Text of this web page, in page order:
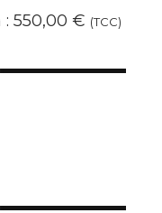
550,00 € (TCC)